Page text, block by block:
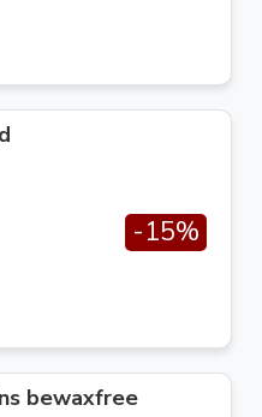
-15%
bewaxfree